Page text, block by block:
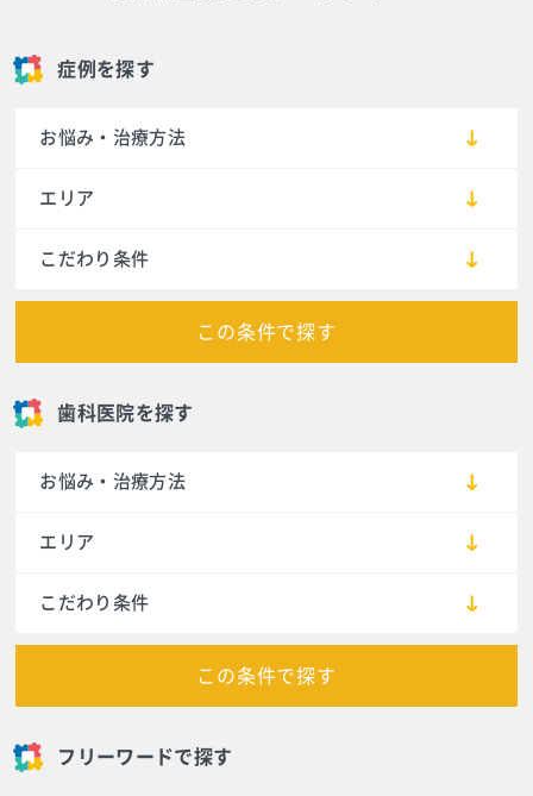
症例を探す
お悩み・治療方法
エリア
こだわり条件
この条件で探す
歯科医院を探す
お悩み・治療方法
エリア
こだわり条件
この条件で探す
フリーワードで探す